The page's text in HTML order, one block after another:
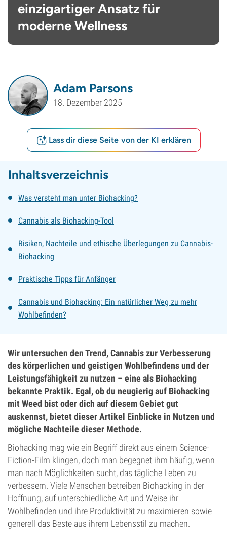
einzigartiger Ansatz für
moderne Wellness
Adam Parsons
18. Dezember 2025
Lass dir diese Seite von der KI erklären
Inhaltsverzeichnis
Was versteht man unter Biohacking?
Cannabis als Biohacking-Tool
Risiken, Nachteile und ethische Überlegungen zu Cannabis-
Biohacking
Praktische Tipps für Anfänger
Cannabis und Biohacking: Ein natürlicher Weg zu mehr
Wohlbefinden?
Wir untersuchen den Trend, Cannabis zur Verbesserung
des körperlichen und geistigen Wohlbefindens und der
Leistungsfähigkeit zu nutzen – eine als Biohacking
bekannte Praktik. Egal, ob du neugierig auf Biohacking
mit Weed bist oder dich auf diesem Gebiet gut
auskennst, bietet dieser Artikel Einblicke in Nutzen und
mögliche Nachteile dieser Methode.
Biohacking mag wie ein Begriff direkt aus einem Science-
Fiction-Film klingen, doch man begegnet ihm häufig, wenn
man nach Möglichkeiten sucht, das tägliche Leben zu
verbessern. Viele Menschen betreiben Biohacking in der
Hoffnung, auf unterschiedliche Art und Weise ihr
Wohlbefinden und ihre Produktivität zu maximieren sowie
generell das Beste aus ihrem Lebensstil zu machen.